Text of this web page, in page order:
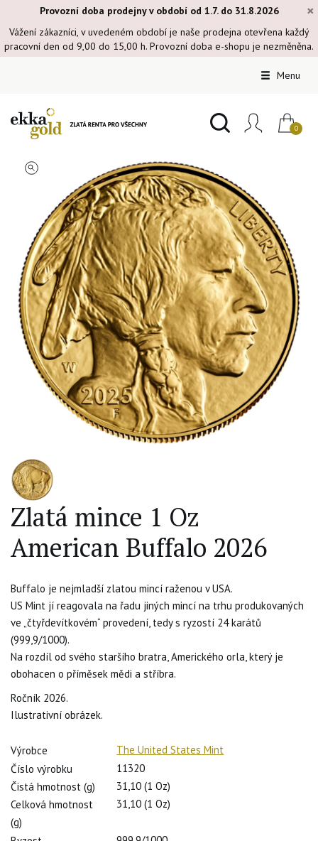
×
Provozní doba prodejny v období od 1.7. do 31.8.2026
Vážení zákazníci, v uvedeném období je naše prodejna otevřena každý
pracovní den od 9,00 do 15,00 h. Provozní doba e-shopu je nezměněna.
Menu
Zlatá mince 1 Oz
American Buffalo 2026
Buffalo je nejmladší zlatou mincí raženou v USA.
US Mint jí reagovala na řadu jiných mincí na trhu produkovaných
ve „čtyřdevítkovém“ provedení, tedy s ryzostí 24 karátů
(999,9/1000).
Na rozdíl od svého staršího bratra, Amerického orla, který je
obohacen o příměsek mědi a stříbra.
Ročník 2026.
Ilustrativní obrázek.
Výrobce
The United States Mint
Číslo výrobku
11320
Čistá hmotnost (g)
31,10 (1 Oz)
Celková hmotnost
(g)
31,10 (1 Oz)